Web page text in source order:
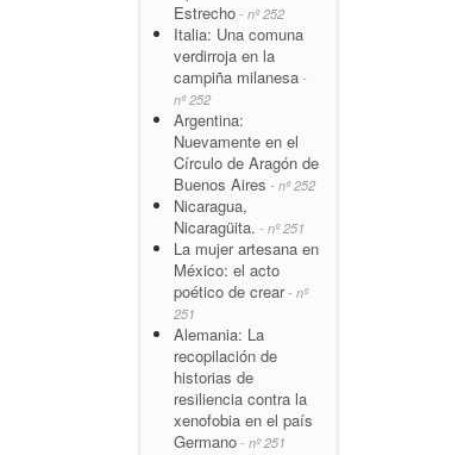
Estrecho - nº 252
Italia: Una comuna
verdirroja en la
campiña milanesa -
nº 252
Argentina:
Nuevamente en el
Círculo de Aragón de
Buenos Aires - nº 252
Nicaragua,
Nicaragüita. - nº 251
La mujer artesana en
México: el acto
poético de crear- nº
251
Alemania: La
recopilación de
historias de
resiliencia contra la
xenofobia en el país
Germano - nº 251